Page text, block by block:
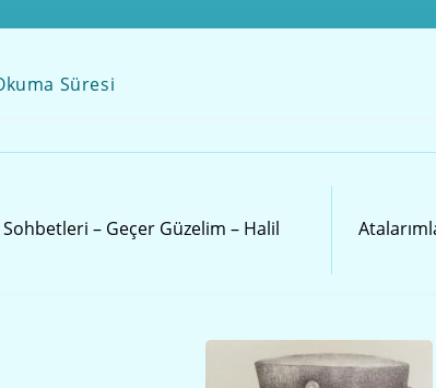
Süresi
– Geçer Güzelim – Halil